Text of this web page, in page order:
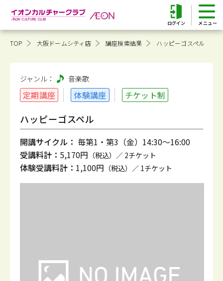
ログイン
TOP 大阪ドームシティ店 講座検索結果 ハッピーゴスペル
ジャンル： 音楽歌
定期講座 体験講座 チケット制
ハッピーゴスペル
開講サイクル： 毎第1・第3（金）14:30～16:00
受講料計： 5,170円 （税込）／ 2チケット
体験受講料計： 1,100円 （税込）／ 1チケット